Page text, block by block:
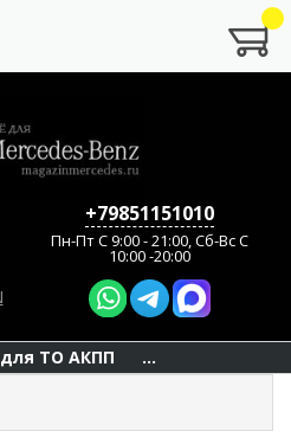
+79851151010
Пн-Пт C 9:00 - 21:00, Сб-Вс С
10:00 -20:00
ТО АКПП ...